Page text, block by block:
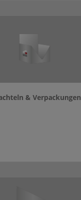
& Verpackungen